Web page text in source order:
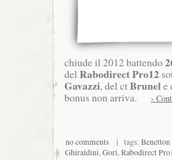
chiude il 2012 battendo
del Rabodirect Pro12
Gavazzi, del ctBrunele
bonus non arriva.
›
no comments| tags:
Ghiraldini,Gori,Rabodirect